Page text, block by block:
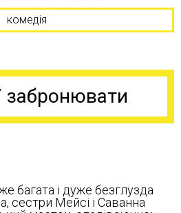
комедія
забронювати
багата і дуже безглузда
сестри Мейсі і Саванна